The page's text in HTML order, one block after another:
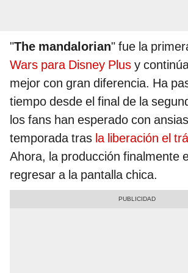
"The mandalorian" fue la
Wars para Disney Plus y
mejor con gran diferencia. Ha
tiempo desde el final de la
los fans han esperado con
temporada tras la liberación el
Ahora, la producción finalmente
regresar a la pantalla chica.